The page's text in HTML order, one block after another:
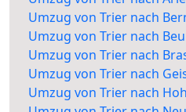
Umzug von Trier nach
Umzug von Trier nach
Umzug von Trier nach
Umzug von Trier nach
Umzug von Trier nach